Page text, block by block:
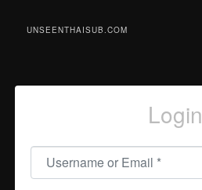
UNSEENTHAISUB.COM
Login
Username or Email